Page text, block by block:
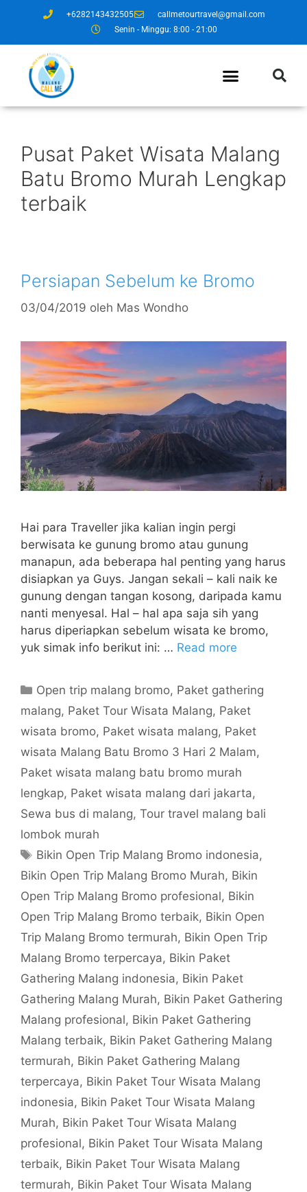
+6282143432505
callmetourtravel@gmail.com
Senin - Minggu: 8:00 - 21:00
Pusat Paket Wisata Malang
Batu Bromo Murah Lengkap
terbaik
Persiapan Sebelum ke Bromo
03/04/2019 oleh Mas Wondho
Hai para Traveller jika kalian ingin pergi
berwisata ke gunung bromo atau gunung
manapun, ada beberapa hal penting yang harus
disiapkan ya Guys. Jangan sekali – kali naik ke
gunung dengan tangan kosong, daripada kamu
nanti menyesal. Hal – hal apa saja sih yang
harus diperiapkan sebelum wisata ke bromo,
yuk simak info berikut ini: … Read more
Open trip malang bromo, Paket gathering
malang, Paket Tour Wisata Malang, Paket
wisata bromo, Paket wisata malang, Paket
wisata Malang Batu Bromo 3 Hari 2 Malam,
Paket wisata malang batu bromo murah
lengkap, Paket wisata malang dari jakarta,
Sewa bus di malang, Tour travel malang bali
lombok murah
Bikin Open Trip Malang Bromo indonesia,
Bikin Open Trip Malang Bromo Murah, Bikin
Open Trip Malang Bromo profesional, Bikin
Open Trip Malang Bromo terbaik, Bikin Open
Trip Malang Bromo termurah, Bikin Open Trip
Malang Bromo terpercaya, Bikin Paket
Gathering Malang indonesia, Bikin Paket
Gathering Malang Murah, Bikin Paket Gathering
Malang profesional, Bikin Paket Gathering
Malang terbaik, Bikin Paket Gathering Malang
termurah, Bikin Paket Gathering Malang
terpercaya, Bikin Paket Tour Wisata Malang
indonesia, Bikin Paket Tour Wisata Malang
Murah, Bikin Paket Tour Wisata Malang
profesional, Bikin Paket Tour Wisata Malang
terbaik, Bikin Paket Tour Wisata Malang
termurah, Bikin Paket Tour Wisata Malang